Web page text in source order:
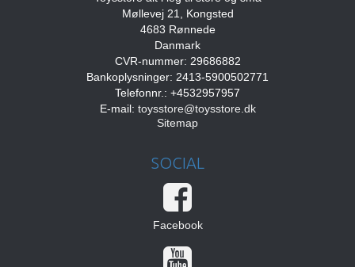
Møllevej 21, Kongsted
4683 Rønnede
Danmark
CVR-nummer: 29686882
Bankoplysninger: 2413-5900502771
Telefonnr.: +4532957957
E-mail: toysstore@toysstore.dk
Sitemap
SOCIAL
Facebook